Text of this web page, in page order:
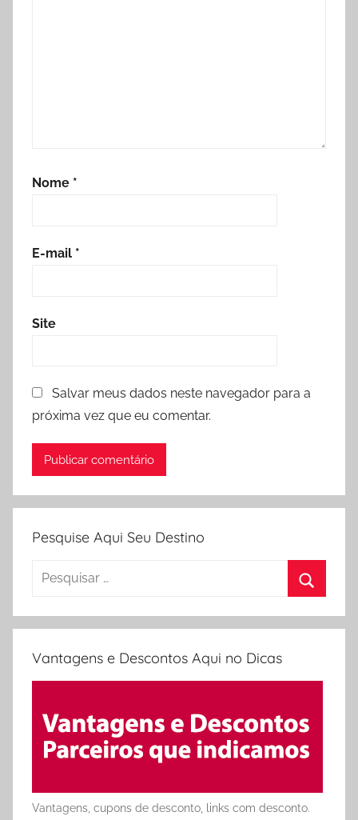
Nome *
E-mail *
Site
Salvar meus dados neste navegador para a
próxima vez que eu comentar.
Pesquise Aqui Seu Destino
Pesquisar
Vantagens e Descontos Aqui no Dicas
Vantagens, cupons de desconto, links com desconto.